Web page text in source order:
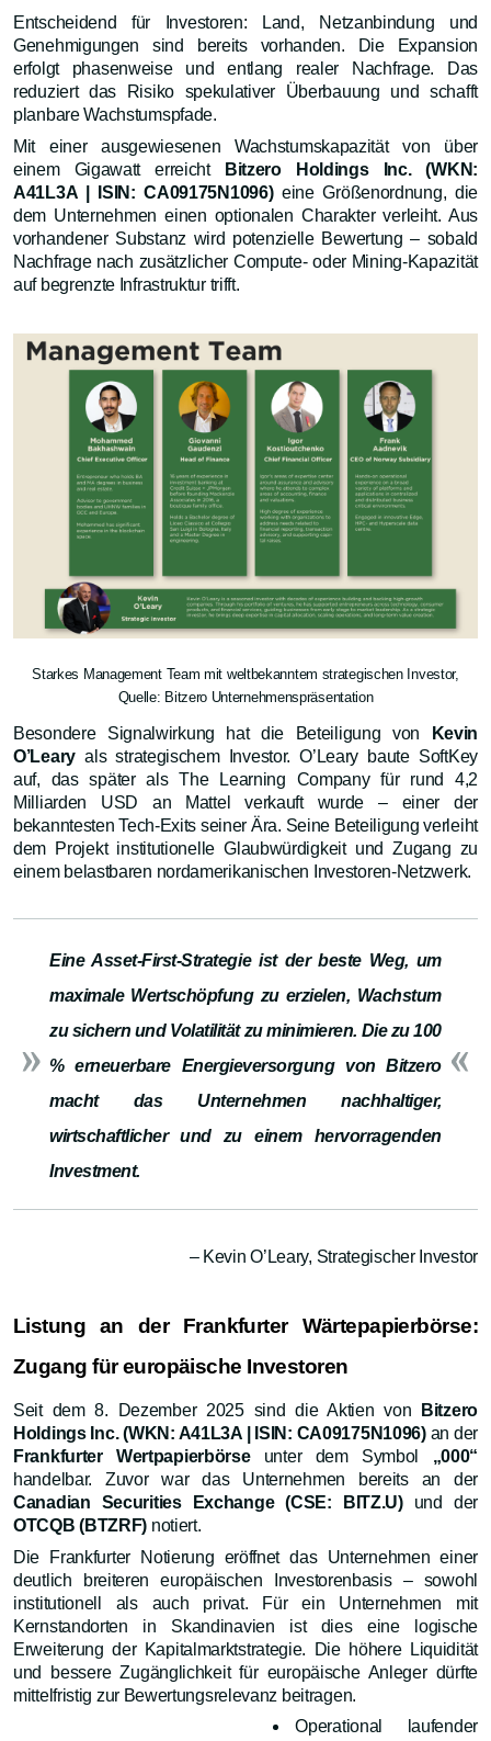
Entscheidend für Investoren: Land, Netzanbindung und
Genehmigungen sind bereits vorhanden. Die Expansion
erfolgt phasenweise und entlang realer Nachfrage. Das
reduziert das Risiko spekulativer Überbauung und schafft
planbare Wachstumspfade.
Mit einer ausgewiesenen Wachstumskapazität von über
einem Gigawatt erreicht
Bitzero Holdings Inc. (WKN:
A41L3A | ISIN: CA09175N1096)eine Größenordnung, die
dem Unternehmen einen optionalen Charakter verleiht. Aus
vorhandener Substanz wird potenzielle Bewertung – sobald
Nachfrage nach zusätzlicher Compute- oder Mining-Kapazität
auf begrenzte Infrastruktur trifft.
Starkes Management Team mit weltbekanntem strategischen Investor,
Quelle: Bitzero Unternehmenspräsentation
Besondere Signalwirkung hat die Beteiligung von
Kevin
O’Learyals strategischem Investor. O’Leary baute SoftKey
auf, das später als The Learning Company für rund 4,2
Milliarden USD an Mattel verkauft wurde – einer der
bekanntesten Tech-Exits seiner Ära. Seine Beteiligung verleiht
dem Projekt institutionelle Glaubwürdigkeit und Zugang zu
einem belastbaren nordamerikanischen Investoren-Netzwerk.
Eine Asset-First-Strategie ist der beste Weg, um
maximale Wertschöpfung zu erzielen, Wachstum
zu sichern und Volatilität zu minimieren. Die zu 100
% erneuerbare Energieversorgung von Bitzero
macht das Unternehmen nachhaltiger,
wirtschaftlicher und zu einem hervorragenden
Investment.
– Kevin O’Leary, Strategischer Investor
Listung an der Frankfurter Wärtepapierbörse:
Zugang für europäische Investoren
Seit dem 8. Dezember 2025 sind die Aktien von
Bitzero
Holdings Inc. (WKN: A41L3A | ISIN: CA09175N1096)an der
Frankfurter Wertpapierbörseunter dem Symbol „000“
handelbar. Zuvor war das Unternehmen bereits an der
Canadian Securities Exchange (CSE: BITZ.U)und der
OTCQB (BTZRF) notiert.
Die Frankfurter Notierung eröffnet das Unternehmen einer
deutlich breiteren europäischen Investorenbasis – sowohl
institutionell als auch privat. Für ein Unternehmen mit
Kernstandorten in Skandinavien ist dies eine logische
Erweiterung der Kapitalmarktstrategie. Die höhere Liquidität
und bessere Zugänglichkeit für europäische Anleger dürfte
mittelfristig zur Bewertungsrelevanz beitragen.
Operational laufender